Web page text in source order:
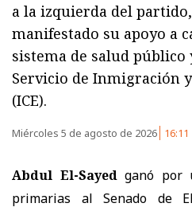
a la izquierda del
manifestado su apoyo a
sistema de salud
Servicio de Inmigración
(ICE).
Miércoles 5 de agosto de 2026 16:11
Abdul El-Sayedganó por
primarias al Senado de